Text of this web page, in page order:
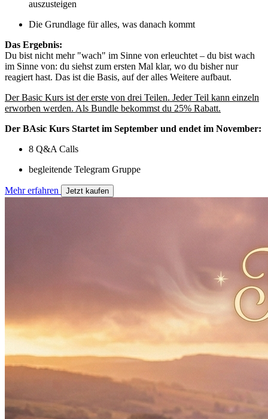
auszusteigen
Die Grundlage für alles, was danach kommt
Das Ergebnis:
Du bist nicht mehr "wach" im Sinne von erleuchtet – du bist wach
im Sinne von: du siehst zum ersten Mal klar, wo du bisher nur
reagiert hast. Das ist die Basis, auf der alles Weitere aufbaut.
Der Basic Kurs ist der erste von drei Teilen. Jeder Teil kann einzeln
erworben werden. Als Bundle bekommst du 25% Rabatt.
Der BAsic Kurs Startet im September und endet im November:
8 Q&A Calls
begleitende Telegram Gruppe
Mehr erfahren Jetzt kaufen